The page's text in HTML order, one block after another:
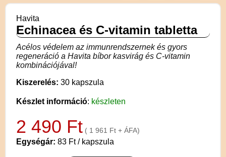
Havita
Echinacea és C-vitamin tabletta
Acélos védelem az immunrendszernek és gyors
regeneráció a Havita bíbor kasvirág és C-vitamin
kombinációjával!
Kiszerelés: 30 kapszula
Készlet információ: készleten
2 490 Ft ( 1 961 Ft + ÁFA)
Egységár: 83 Ft / kapszula